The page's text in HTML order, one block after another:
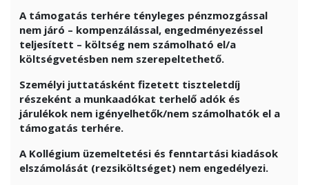
A támogatás terhére tényleges pénzmozgással
nem járó – kompenzálással, engedményezéssel
teljesített – költség nem számolható el/a
költségvetésben nem szerepeltethető.
Személyi juttatásként fizetett tiszteletdíj
részeként a munkaadókat terhelő adók és
járulékok nem igényelhetők/nem számolhatók el a
támogatás terhére.
A Kollégium üzemeltetési és fenntartási kiadások
elszámolását (rezsiköltséget) nem engedélyezi.